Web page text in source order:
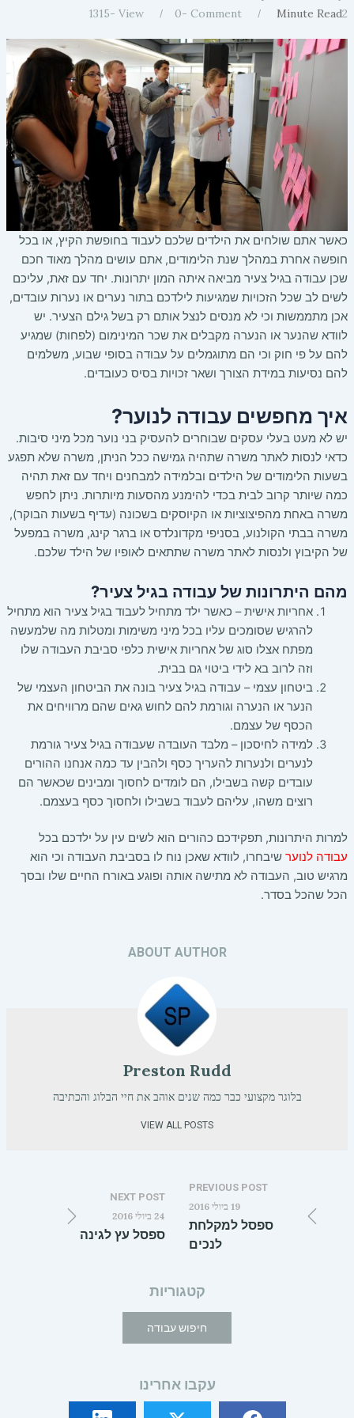
2
Minute Read
0 Comment -
1315 View -
כאשר אתם שולחים את הילדים שלכם לעבוד בחופשת הקיץ, או בכל
חופשה אחרת במהלך שנת הלימודים, אתם עושים מהלך מאוד חכם
שכן עבודה בגיל צעיר מביאה איתה המון יתרונות. יחד עם זאת, עליכם
לשים לב שכל הזכויות שמגיעות לילדכם בתור נערים או נערות עובדים,
אכן מתממשות וכי לא מנסים לנצל אותם רק בשל גילם הצעיר. יש
לוודא שהנער או הנערה מקבלים את שכר המינימום (לפחות) שמגיע
להם על פי חוק וכי הם מתוגמלים על עבודה בסופי שבוע, משלמים
להם נסיעות במידת הצורך ושאר זכויות בסיס כעובדים.
איך מחפשים עבודה לנוער?
יש לא מעט בעלי עסקים שבוחרים להעסיק בני נוער מכל מיני סיבות.
כדאי לנסות לאתר משרה שתהיה גמישה ככל הניתן, משרה שלא תפגע
בשעות הלימודים של הילדים ובלמידה למבחנים ויחד עם זאת תהיה
כמה שיותר קרוב לבית בכדי להימנע מהסעות מיותרות. ניתן לחפש
משרה באחת מהפיצוציות או הקיוסקים בשכונה (עדיף בשעות הבוקר),
משרה בבתי הקולנוע, בסניפי מקדונלדס או ברגר קינג, משרה במפעל
של הקיבוץ ולנסות לאתר משרה שתתאים לאופיו של הילד שלכם.
מהם היתרונות של עבודה בגיל צעיר?
אחריות אישית – כאשר ילד מתחיל לעבוד בגיל צעיר הוא מתחיל
להרגיש שסומכים עליו בכל מיני משימות ומטלות מה שלמעשה
מפתח אצלו סוג של אחריות אישית כלפי סביבת העבודה שלו
וזה לרוב בא לידי ביטוי גם בבית.
ביטחון עצמי – עבודה בגיל צעיר בונה את הביטחון העצמי של
הנער או הנערה וגורמת להם לחוש גאים שהם מרוויחים את
הכסף של עצמם.
למידה לחיסכון – מלבד העובדה שעבודה בגיל צעיר גורמת
לנערים ולנערות להעריך כסף ולהבין עד כמה אנחנו ההורים
עובדים קשה בשבילו, הם לומדים לחסוך ומבינים שכאשר הם
רוצים משהו, עליהם לעבוד בשבילו ולחסוך כסף בעצמם.
למרות היתרונות, תפקידכם כהורים הוא לשים עין על ילדכם בכל
עבודה לנוערשיבחרו, לוודא שאכן נוח לו בסביבת העבודה וכי הוא
מרגיש טוב, העבודה לא מתישה אותה ופוגע באורח החיים שלו ובסך
הכל שהכל בסדר.
ABOUT AUTHOR
Preston Rudd
בלוגר מקצועי כבר כמה שנים אוהב את חיי הבלוג והכתיבה
VIEW ALL POSTS
PREVIOUS POST
19 ביולי 2016
ספסל למקלחת
לנכים
NEXT POST
24 ביולי 2016
ספסל עץ לגינה
קטגוריות
חיפוש עבודה
עקבו אחרינו